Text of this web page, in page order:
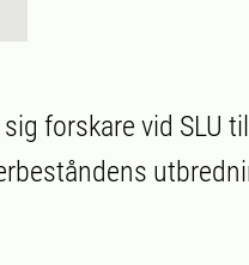
forskare vid SLU